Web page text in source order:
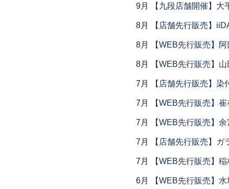
9月 【九段店舗開催】大
8月 【店舗先行販売】
8月 【WEB先行販売】
8月 【WEB先行販売】
7月 【店舗先行販売】染
7月 【WEB先行販売】
7月 【WEB先行販売】
7月 【店舗先行販売】ガ
7月 【WEB先行販売】
6月 【WEB先行販売】